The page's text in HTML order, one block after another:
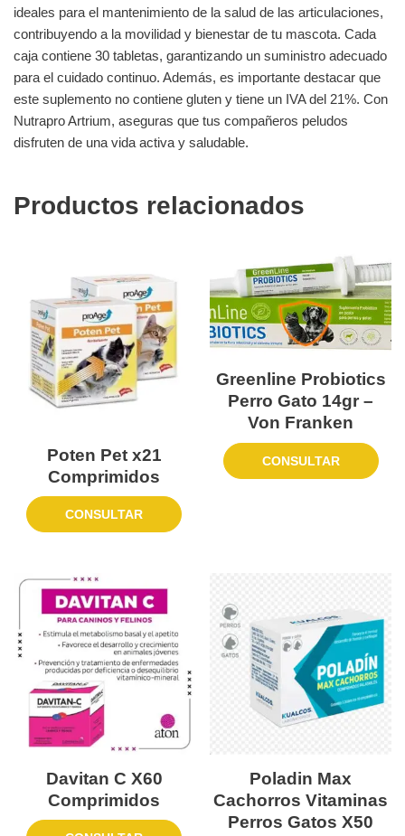
ideales para el mantenimiento de la salud de las articulaciones,
contribuyendo a la movilidad y bienestar de tu mascota. Cada
caja contiene 30 tabletas, garantizando un suministro adecuado
para el cuidado continuo. Además, es importante destacar que
este suplemento no contiene gluten y tiene un IVA del 21%. Con
Nutrapro Artrium, aseguras que tus compañeros peludos
disfruten de una vida activa y saludable.
Productos relacionados
Poten Pet x21
Comprimidos
CONSULTAR
Greenline Probiotics
Perro Gato 14gr –
Von Franken
CONSULTAR
Davitan C X60
Comprimidos
Poladin Max
Cachorros Vitaminas
Perros Gatos X50